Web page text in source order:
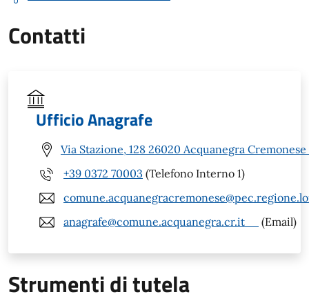
Contatti
Ufficio Anagrafe
Via Stazione, 128 26020 Acquanegra Cremonese
+39 0372 70003 (Telefono Interno 1)
anagrafe@comune.acquanegra.cr.it
(Email)
Strumenti di tutela